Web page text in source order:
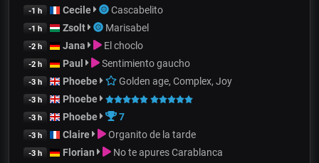
-1 h Cecile Cascabelito
-1 h Zsolt Marisabel
-2 h Jana El choclo
-2 h Paul Sentimiento gaucho
-3 h Phoebe Golden age, Complex, Joy
-3 h Phoebe
-3 h Phoebe 7
-3 h Claire Organito de la tarde
-3 h Florian No te apures Carablanca